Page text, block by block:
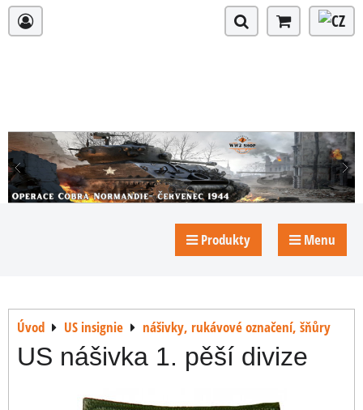
Produkty Menu
Úvod US insignie nášivky, rukávové označení, šňůry
US nášivka 1. pěší divize